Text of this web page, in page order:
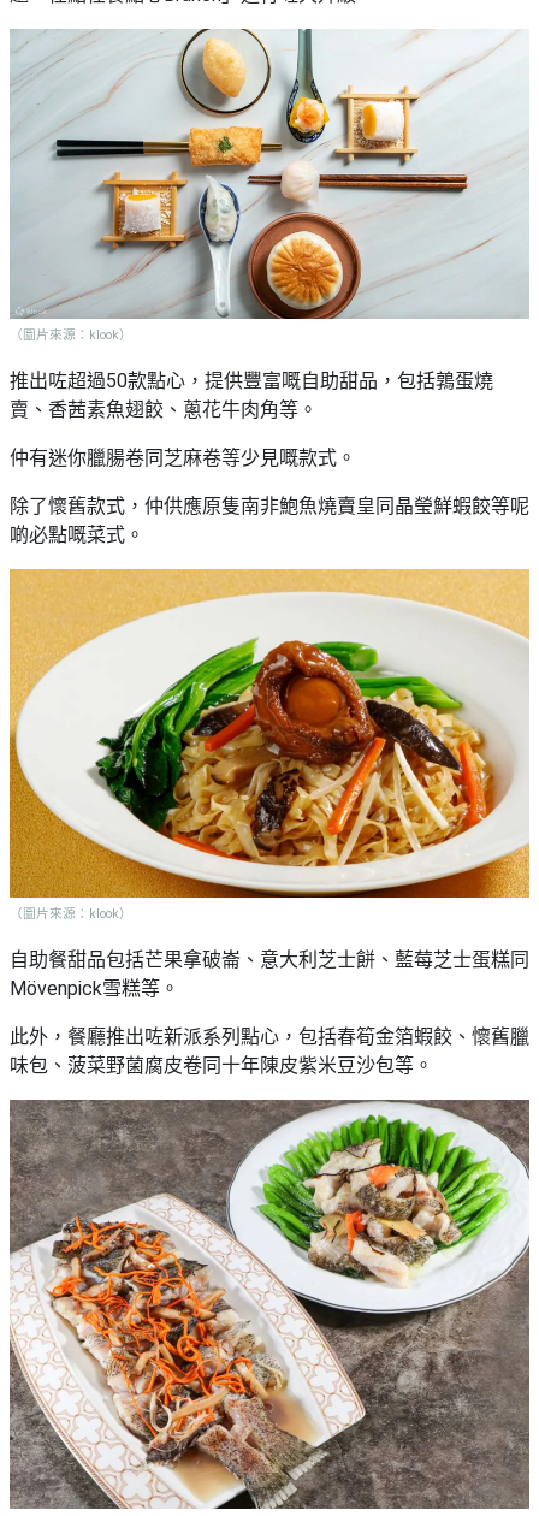
（圖片來源：klook）
推出咗超過50款點心，提供豐富嘅自助甜品，包括鶉蛋燒
賣、香茜素魚翅餃、蔥花牛肉角等。
仲有迷你臘腸卷同芝麻卷等少見嘅款式。
除了懷舊款式，仲供應原隻南非鮑魚燒賣皇同晶瑩鮮蝦餃等呢
啲必點嘅菜式。
（圖片來源：klook）
自助餐甜品包括芒果拿破崙、意大利芝士餅、藍莓芝士蛋糕同
Mövenpick雪糕等。
此外，餐廳推出咗新派系列點心，包括春筍金箔蝦餃、懷舊臘
味包、菠菜野菌腐皮卷同十年陳皮紫米豆沙包等。